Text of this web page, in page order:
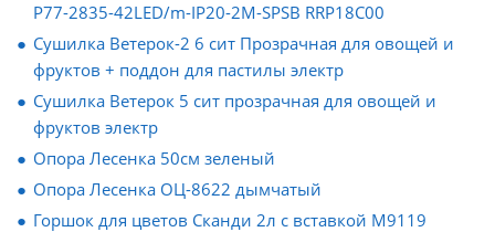
P77-2835-42LED/m-IP20-2M-SPSB RRP18C00
Сушилка Ветерок-2 6 сит Прозрачная для овощей и
фруктов + поддон для пастилы электр
Сушилка Ветерок 5 сит прозрачная для овощей и
фруктов электр
Опора Лесенка 50см зеленый
Опора Лесенка ОЦ-8622 дымчатый
Горшок для цветов Сканди 2л с вставкой М9119